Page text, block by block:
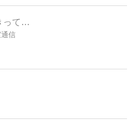
って…
通信